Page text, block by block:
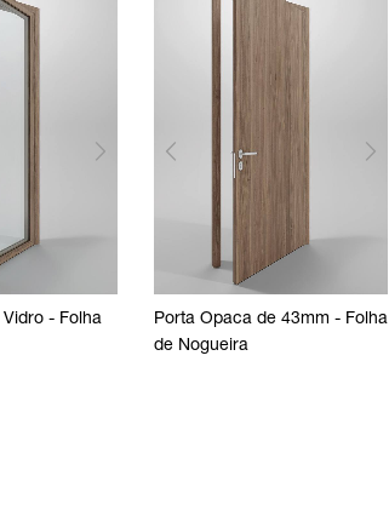
- Folha
- Folha
Porta de Duplo Vidro - Folha
de Carvalho
Porta Opaca de 43mm - Folha
de Nogueira